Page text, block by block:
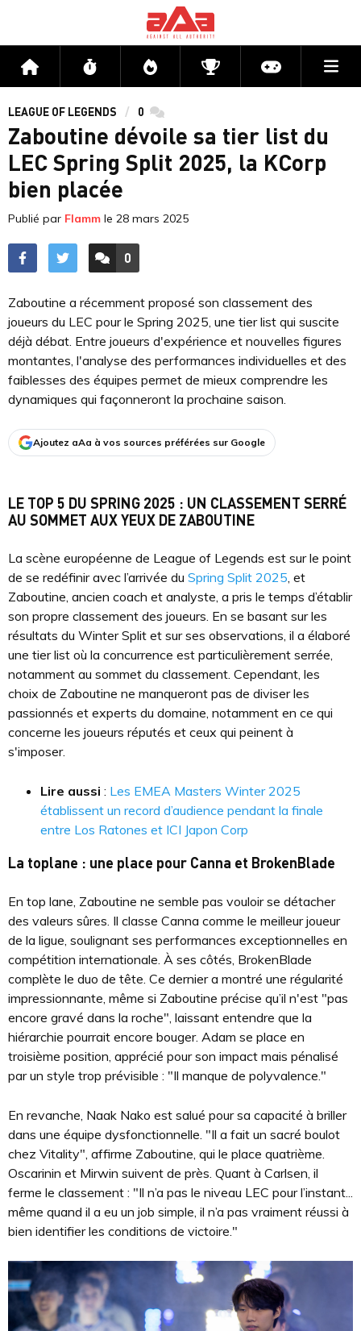
Accueil Flux Directs CompétitionsActu jeux
LEAGUE OF LEGENDS 0 commentaires
Zaboutine dévoile sa tier list du
LEC Spring Split 2025, la KCorp
bien placée
Publié par Flamm le 28 mars 2025
ACCÉDER AUX
0
COMMENTAIRES
Zaboutine a récemment proposé son classement des
joueurs du LEC pour le Spring 2025, une tier list qui suscite
déjà débat. Entre joueurs d'expérience et nouvelles figures
montantes, l'analyse des performances individuelles et des
faiblesses des équipes permet de mieux comprendre les
dynamiques qui façonneront la prochaine saison.
Ajoutez aAa à vos sources préférées sur Google
LE TOP 5 DU SPRING 2025 : UN CLASSEMENT SERRÉ
AU SOMMET AUX YEUX DE ZABOUTINE
La scène européenne de League of Legends est sur le point
de se redéfinir avec l’arrivée du Spring Split 2025, et
Zaboutine, ancien coach et analyste, a pris le temps d’établir
son propre classement des joueurs. En se basant sur les
résultats du Winter Split et sur ses observations, il a élaboré
une tier list où la concurrence est particulièrement serrée,
notamment au sommet du classement. Cependant, les
choix de Zaboutine ne manqueront pas de diviser les
passionnés et experts du domaine, notamment en ce qui
concerne les joueurs réputés et ceux qui peinent à
s'imposer.
Lire aussi : Les EMEA Masters Winter 2025
établissent un record d’audience pendant la finale
entre Los Ratones et ICI Japon Corp
La toplane : une place pour Canna et BrokenBlade
En top lane, Zaboutine ne semble pas vouloir se détacher
des valeurs sûres. Il classe Canna comme le meilleur joueur
de la ligue, soulignant ses performances exceptionnelles en
compétition internationale. À ses côtés, BrokenBlade
complète le duo de tête. Ce dernier a montré une régularité
impressionnante, même si Zaboutine précise qu’il n'est "pas
encore gravé dans la roche", laissant entendre que la
hiérarchie pourrait encore bouger. Adam se place en
troisième position, apprécié pour son impact mais pénalisé
par un style trop prévisible : "Il manque de polyvalence."
En revanche, Naak Nako est salué pour sa capacité à briller
dans une équipe dysfonctionnelle. "Il a fait un sacré boulot
chez Vitality", affirme Zaboutine, qui le place quatrième.
Oscarinin et Mirwin suivent de près. Quant à Carlsen, il
ferme le classement : "Il n’a pas le niveau LEC pour l’instant...
même quand il a eu un job simple, il n’a pas vraiment réussi à
bien identifier les conditions de victoire."